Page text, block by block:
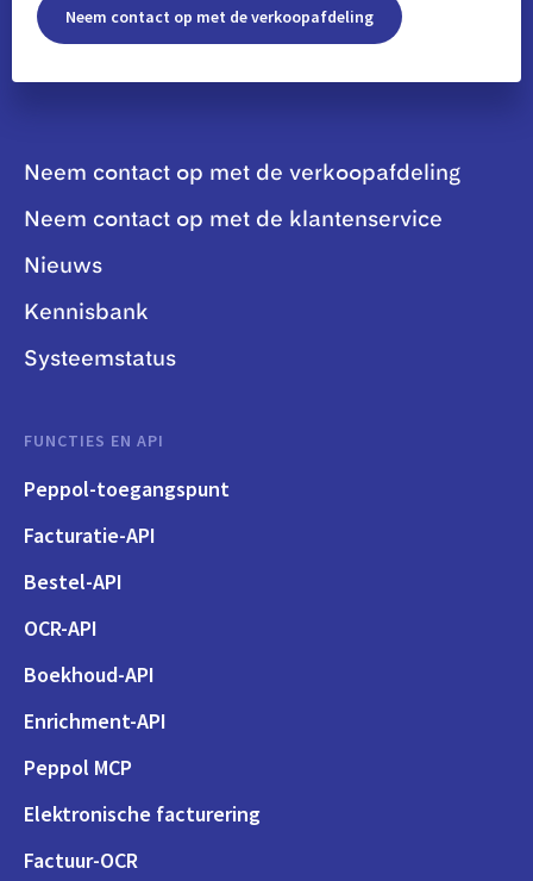
Neem contact op met de verkoopafdeling
Neem contact op met de verkoopafdeling
Neem contact op met de klantenservice
Nieuws
Kennisbank
Systeemstatus
FUNCTIES EN API
Peppol-toegangspunt
Facturatie-API
Bestel-API
OCR-API
Boekhoud-API
Enrichment-API
Peppol MCP
Elektronische facturering
Factuur-OCR